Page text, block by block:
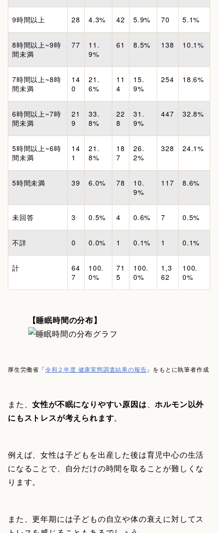
9時間以上 28 4.3% 42 5.9% 70 5.1%
8時間以上~9時
間未満
77
11.
9%
61 8.5% 138 10.1%
7時間以上~8時
間未満
14
0
21.
6%
11
4
15.
9%
254 18.6%
6時間以上~7時
間未満
21
9
33.
8%
22
8
31.
9%
447 32.8%
5時間以上~6時
間未満
14
1
21.
8%
18
7
26.
2%
328 24.1%
5時間未満 39 6.0% 78
10.
9%
117 8.6%
未回答 3 0.5% 4 0.6% 7 0.5%
不詳 0 0.0% 1 0.1% 1 0.1%
計
64
7
100.
0%
71
5
100.
0%
1,3
62
100.
0%
【睡眠時間の分布】
厚生労働省「令和２年度 健康実態調査結果の報告 」をもとに執筆者作成
また、女性が不眠になりやすい原因は、ホルモン以外
にもストレスが考えられます。
例えば、女性は子どもを出産した後は育児中心の生活
になることで、自分だけの時間を取ることが難しくな
ります。
また、更年期には子どもの自立や体の衰えに対してス